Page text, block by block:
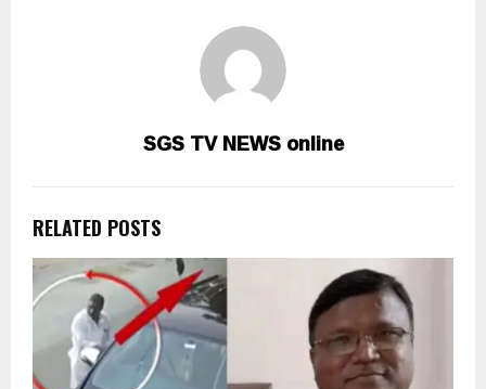
SGS TV NEWS online
RELATED POSTS